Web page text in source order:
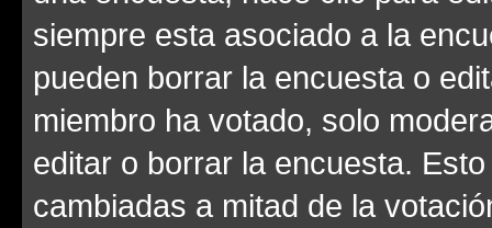
siempre esta asociado a la
pueden borrar la encuesta o
miembro ha votado, solo
editar o borrar la encuesta.
cambiadas a mitad de la